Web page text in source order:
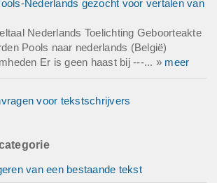
Nederlands gezocht voor vertalen van
Nederlands Toelichting Geboorteakte
Pools naar nederlands (België)
Er is geen haast bij ---... » meer
voor tekstschrijvers
van een bestaande tekst